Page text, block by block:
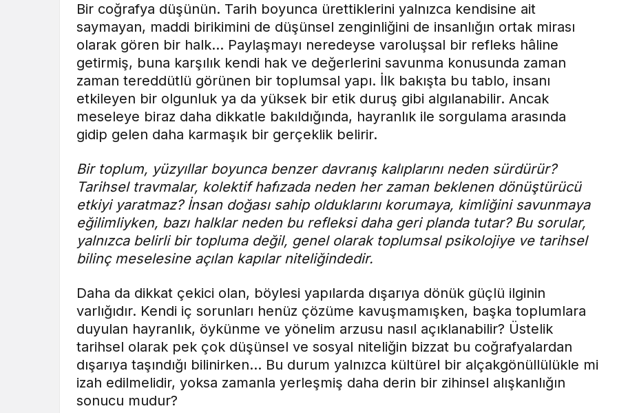
Bir coğrafya düşünün. Tarih boyunca ürettiklerini yalnızca kendisine ait
saymayan, maddi birikimini de düşünsel zenginliğini de insanlığın ortak mirası
olarak gören bir halk… Paylaşmayı neredeyse varoluşsal bir refleks hâline
getirmiş, buna karşılık kendi hak ve değerlerini savunma konusunda zaman
zaman tereddütlü görünen bir toplumsal yapı. İlk bakışta bu tablo, insanı
etkileyen bir olgunluk ya da yüksek bir etik duruş gibi algılanabilir. Ancak
meseleye biraz daha dikkatle bakıldığında, hayranlık ile sorgulama arasında
gidip gelen daha karmaşık bir gerçeklik belirir.
Bir toplum, yüzyıllar boyunca benzer davranış kalıplarını neden sürdürür?
Tarihsel travmalar, kolektif hafızada neden her zaman beklenen dönüştürücü
etkiyi yaratmaz? İnsan doğası sahip olduklarını korumaya, kimliğini savunmaya
eğilimliyken, bazı halklar neden bu refleksi daha geri planda tutar? Bu sorular,
yalnızca belirli bir topluma değil, genel olarak toplumsal psikolojiye ve tarihsel
bilinç meselesine açılan kapılar niteliğindedir.
Daha da dikkat çekici olan, böylesi yapılarda dışarıya dönük güçlü ilginin
varlığıdır. Kendi iç sorunları henüz çözüme kavuşmamışken, başka toplumlara
duyulan hayranlık, öykünme ve yönelim arzusu nasıl açıklanabilir? Üstelik
tarihsel olarak pek çok düşünsel ve sosyal niteliğin bizzat bu coğrafyalardan
dışarıya taşındığı bilinirken… Bu durum yalnızca kültürel bir alçakgönüllülükle mi
izah edilmelidir, yoksa zamanla yerleşmiş daha derin bir zihinsel alışkanlığın
sonucu mudur?